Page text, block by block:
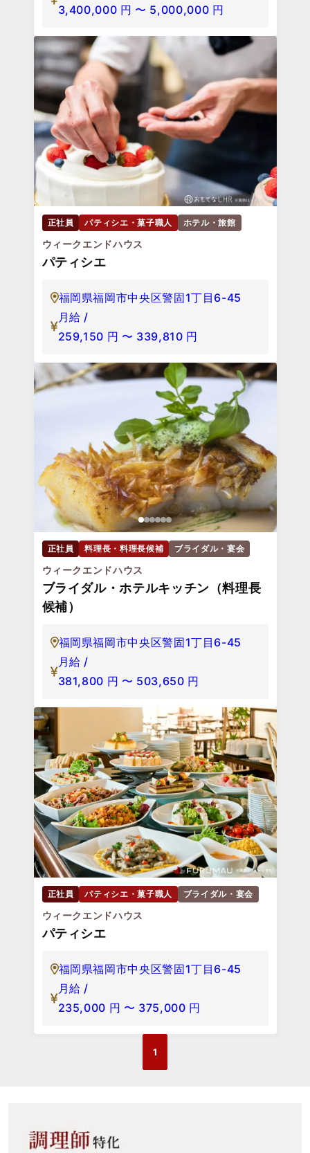
3,400,000 円 〜 5,000,000 円
正社員 パティシエ・菓子職人 ホテル・旅館
ウィークエンドハウス
パティシエ
福岡県福岡市中央区警固1丁目6-45
月給 /
259,150 円 〜 339,810 円
正社員 料理長・料理長候補 ブライダル・宴会
ウィークエンドハウス
ブライダル・ホテルキッチン（料理長
候補）
福岡県福岡市中央区警固1丁目6-45
月給 /
381,800 円 〜 503,650 円
正社員 パティシエ・菓子職人 ブライダル・宴会
ウィークエンドハウス
パティシエ
福岡県福岡市中央区警固1丁目6-45
月給 /
235,000 円 〜 375,000 円
1